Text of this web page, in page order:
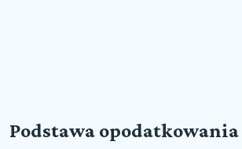
Podstawa opodatkowania